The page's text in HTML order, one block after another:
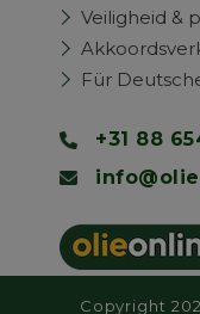
Veiligheid &
Für
+31 88
Copyright